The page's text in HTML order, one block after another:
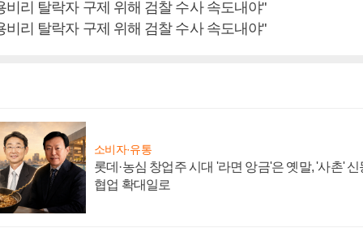
소비자·유통
롯데·농심 창업주 시대 '라면 앙금'은 옛말, '사촌' 신
협업 확대일로